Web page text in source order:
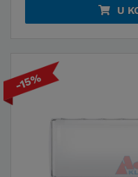
U
-15%